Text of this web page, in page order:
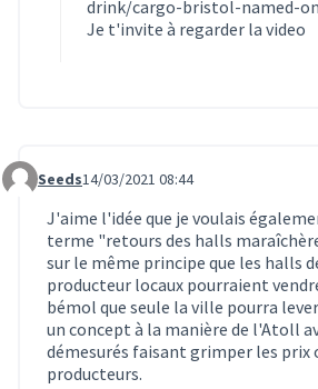
drink/cargo-bristol-named-
Je t'invite à regarder la video
Commentaire 2775
Seeds14/03/2021 08:44
J'aime l'idée que je voulais
terme "retours des halls
sur le même principe que les halls
producteur locaux pourraient
bémol que seule la ville pourra
un concept à la manière de l'Atoll
démesurés faisant grimper les prix
producteurs.